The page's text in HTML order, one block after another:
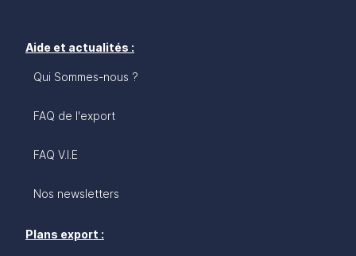
Aide et actualités :
Qui Sommes-nous ?
FAQ de l'export
FAQ V.I.E
Nos newsletters
Plans export :